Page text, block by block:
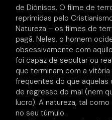
de Diónisos. O filme de
reprimidas pelo
Natureza – os filmes de
pagã. Neles, o homem
obsessivamente com
foi capaz de sepultar ou
que terminam com a
frequentes do que aquelas
de regresso do mal (nem
lucro). A natureza, tal
no seu túmulo.